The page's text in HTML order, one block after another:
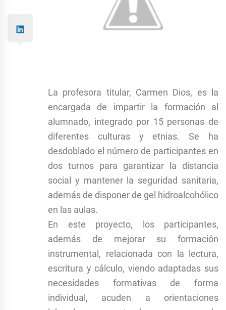
La profesora titular, Carmen Dios, es la
encargada de impartir la formación al
alumnado, integrado por 15 personas de
diferentes culturas y etnias. Se ha
desdoblado el número de participantes en
dos turnos para garantizar la distancia
social y mantener la seguridad sanitaria,
además de disponer de gel hidroalcohólico
en las aulas.
En este proyecto, los participantes,
además de mejorar su formación
instrumental, relacionada con la lectura,
escritura y cálculo, viendo adaptadas sus
necesidades formativas de forma
individual, acuden a orientaciones